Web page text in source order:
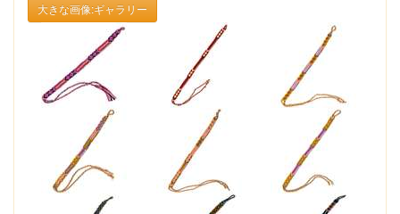
大きな画像:ギャラリー